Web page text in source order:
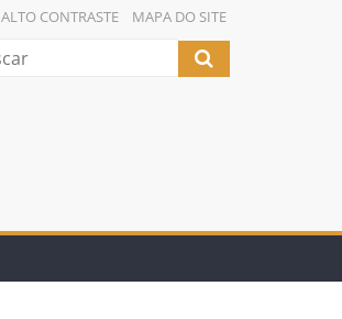
ALTO CONTRASTE MAPA DO SITE